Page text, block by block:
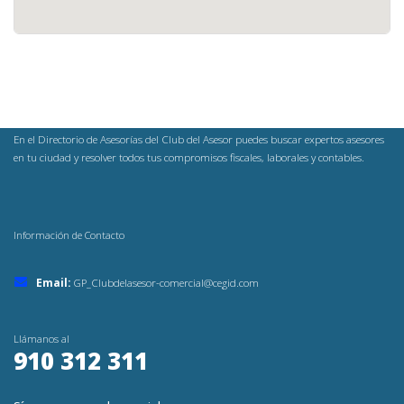
En el Directorio de Asesorías del Club del Asesor puedes buscar expertos asesores
en tu ciudad y resolver todos tus compromisos fiscales, laborales y contables.
Información de Contacto
Email: GP_Clubdelasesor-comercial@cegid.com
Llámanos al
910 312 311